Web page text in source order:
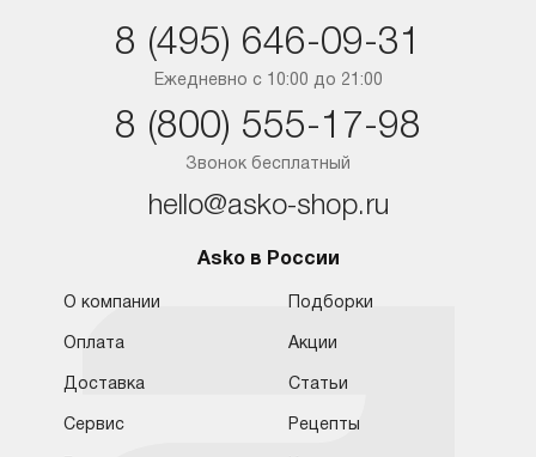
Ростов-на-Дону
Ежедневно с 10:00 до 21:00
8 (495) 646-09-31
Звонок бесплатный
8 (800) 555-17-98
hello@asko-shop.ru
Asko в России
О компании
Оплата
Доставка
Сервис
Подборки
Акции
Статьи
Рецепты